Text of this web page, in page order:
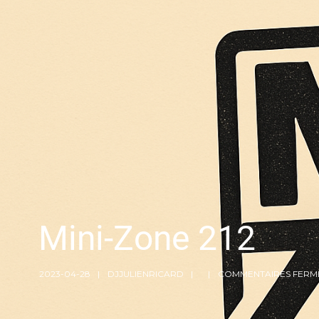
Mini-Zone 212
2023-04-28 DJJULIENRICARD COMMENTAIRES